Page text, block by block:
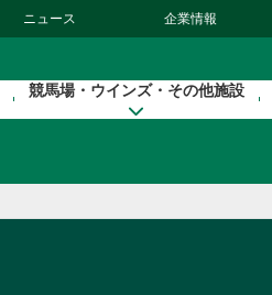
ニュース 企業情報
競馬場・ウインズ・その他施設